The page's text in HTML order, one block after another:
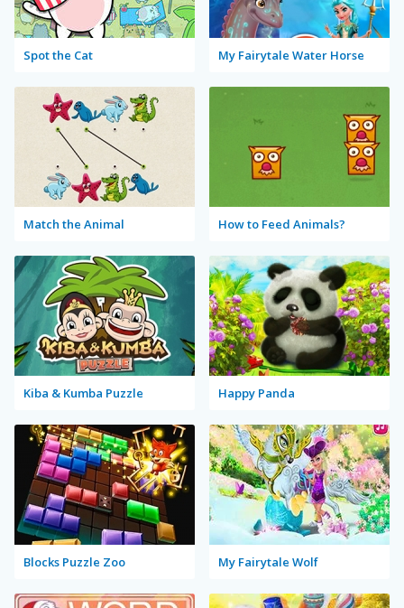
Spot the Cat My Fairytale Water Horse
Match the Animal How to Feed Animals?
Kiba & Kumba Puzzle Happy Panda
Blocks Puzzle Zoo My Fairytale Wolf